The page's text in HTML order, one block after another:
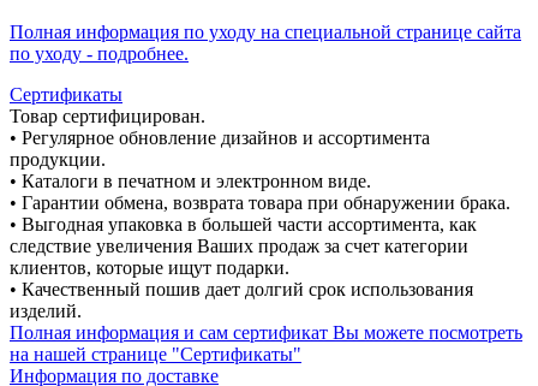
Полная информация по уходу на специальной странице сайта
по уходу - подробнее.
Сертификаты
Товар сертифицирован.
• Регулярное обновление дизайнов и ассортимента
продукции.
• Каталоги в печатном и электронном виде.
• Гарантии обмена, возврата товара при обнаружении брака.
• Выгодная упаковка в большей части ассортимента, как
следствие увеличения Ваших продаж за счет категории
клиентов, которые ищут подарки.
• Качественный пошив дает долгий срок использования
изделий.
Полная информация и сам сертификат Вы можете посмотреть
на нашей странице "Сертификаты"
Информация по доставке